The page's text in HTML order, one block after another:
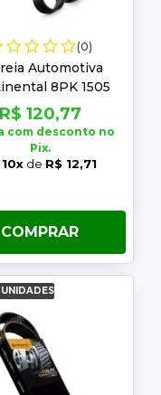
(0)
Automotiva
8PK 1505
R$ 120,77
com desconto no
Pix.
10xde R$ 12,71
COMPRAR